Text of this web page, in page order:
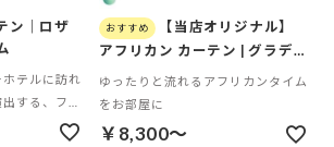
ン｜ロザ
テルに訪れ
する、フリ
贅沢な一ス
【当店オリジナル】
アフリカン カーテン | グラデ
グリーン
ゆったりと流れるアフリカンタイム
をお部屋に
￥8,300～